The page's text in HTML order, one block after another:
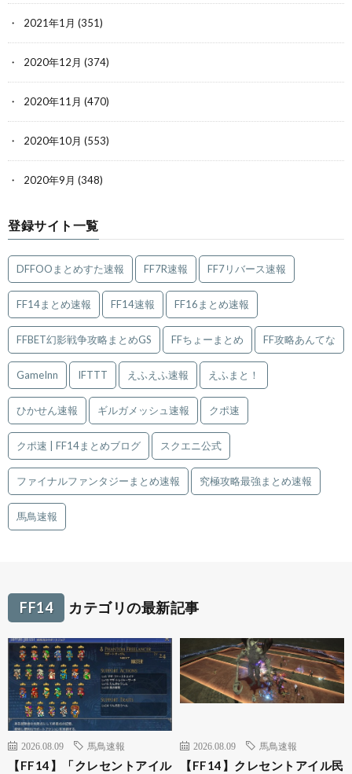
2021年1月 (351)
2020年12月 (374)
2020年11月 (470)
2020年10月 (553)
2020年9月 (348)
登録サイト一覧
DFFOOまとめすた速報 FF7R速報 FF7リバース速報
FF14まとめ速報 FF14速報 FF16まとめ速報
FFBET幻影戦争攻略まとめGS FFちょーまとめ FF攻略あんてな
GameInn IFTTT えふえふ速報 えふまと！
ひかせん速報 ギルガメッシュ速報 クポ速
クポ速 | FF14まとめブログ スクエニ公式
ファイナルファンタジーまとめ速報 究極攻略最強まとめ速報
馬鳥速報
FF14 カテゴリの最新記事
2026.08.09 馬鳥速報
【FF14】「クレセントアイル
2026.08.09 馬鳥速報
【FF14】クレセントアイル民